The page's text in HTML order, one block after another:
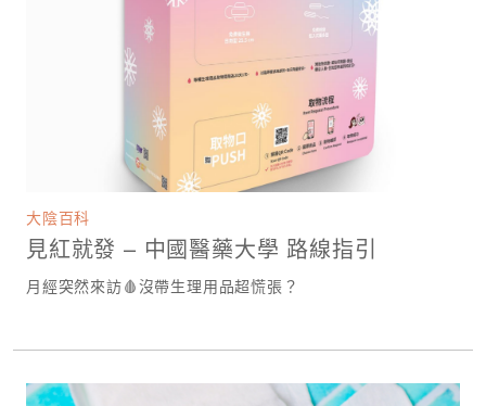
大陰百科
見紅就發 – 中國醫藥大學 路線指引
月經突然來訪🩸沒帶生理用品超慌張？